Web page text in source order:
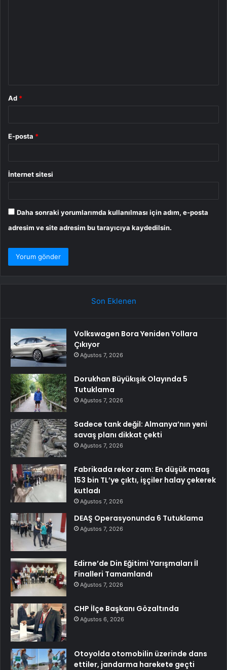
Ad *
E-posta *
İnternet sitesi
Daha sonraki yorumlarımda kullanılması için adım, e-posta
adresim ve site adresim bu tarayıcıya kaydedilsin.
Son Eklenen
Volkswagen Bora Yeniden Yollara
Çıkıyor
Ağustos 7, 2026
Dorukhan Büyükışık Olayında 5
Tutuklama
Ağustos 7, 2026
Sadece tank değil: Almanya’nın yeni
savaş planı dikkat çekti
Ağustos 7, 2026
Fabrikada rekor zam: En düşük maaş
153 bin TL’ye çıktı, işçiler halay çekerek
kutladı
Ağustos 7, 2026
DEAŞ Operasyonunda 6 Tutuklama
Ağustos 7, 2026
Edirne’de Din Eğitimi Yarışmaları İl
Finalleri Tamamlandı
Ağustos 7, 2026
CHP İlçe Başkanı Gözaltında
Ağustos 6, 2026
Otoyolda otomobilin üzerinde dans
ettiler, jandarma harekete geçti